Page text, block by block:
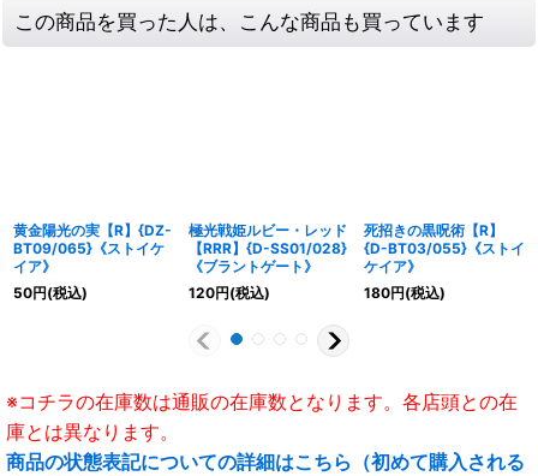
この商品を買った人は、こんな商品も買っています
黄金陽光の実【R】{DZ-
BT09/065}《ストイケ
イア》
50円(税込)
極光戦姫ルビー・レッド
【RRR】{D-SS01/028}
《ブラントゲート》
120円(税込)
死招きの黒呪術【R】
{D-BT03/055}《ストイ
ケイア》
180円(税込)
※コチラの在庫数は通販の在庫数となります。各店頭との在
庫とは異なります。
商品の状態表記についての詳細はこちら（初めて購入される